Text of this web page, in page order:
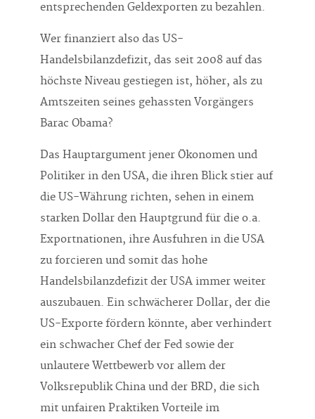
entsprechenden Geldexporten zu bezahlen.
Wer finanziert also das US-
Handelsbilanzdefizit, das seit 2008 auf das
höchste Niveau gestiegen ist, höher, als zu
Amtszeiten seines gehassten Vorgängers
Barac Obama?
Das Hauptargument jener Ökonomen und
Politiker in den USA, die ihren Blick stier auf
die US-Währung richten, sehen in einem
starken Dollar den Hauptgrund für die o.a.
Exportnationen, ihre Ausfuhren in die USA
zu forcieren und somit das hohe
Handelsbilanzdefizit der USA immer weiter
auszubauen. Ein schwächerer Dollar, der die
US-Exporte fördern könnte, aber verhindert
ein schwacher Chef der Fed sowie der
unlautere Wettbewerb vor allem der
Volksrepublik China und der BRD, die sich
mit unfairen Praktiken Vorteile im